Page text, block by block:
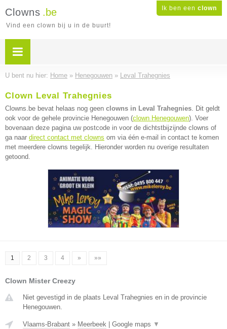
Ik ben een clown
Clowns .be
Vind een clown bij u in de buurt!
U bent nu hier: Home » Henegouwen » Leval Trahegnies
Clown Leval Trahegnies
Clowns.be bevat helaas nog geen clowns in Leval Trahegnies. Dit geldt
ook voor de gehele provincie Henegouwen (clown Henegouwen). Voer
bovenaan deze pagina uw postcode in voor de dichtstbijzijnde clowns of
ga naar direct contact met clowns om via één e-mail in contact te komen
met meerdere clowns tegelijk. Hieronder worden nu overige resultaten
getoond.
1 2 3 4 » »»
Clown Mister Creezy
Niet gevestigd in de plaats Leval Trahegnies en in de provincie
Henegouwen.
Vlaams-Brabant » Meerbeek Google maps ▼